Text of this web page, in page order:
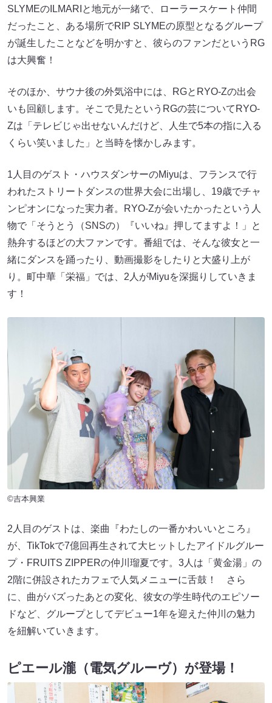
SLYMEのILMARIと地元が一緒で、ローラースケート仲間
だったこと、ある場所でRIP SLYMEの原型となるグループ
が誕生したことなどを明かすと、彼らのファンだというRG
は大興奮！
そのほか、サウナ後の外気浴中には、RGとRYO-Zの出会
いも回顧します。そこで見たというRGの芸についてRYO-
Zは「テレビじゃ出せないんだけど、人生で5本の指に入る
くらい笑いました」と当時を懐かしみます。
1人目のゲスト・ハウスダンサーのMiyuは、フランスで行
われたストリートダンスの世界大会に出場し、19歳でチャ
ンピオンになった実力者。RYO-Zが会いたかったという人
物で「そうとう（SNSの）『いいね』押してますよ！」と
熱弁するほどの大ファンです。番組では、そんな彼女と一
緒にダンスを踊ったり、動画撮影をしたりと大盛り上が
り。町中華「栄福」では、2人がMiyuを深掘りしていきま
す！
©吉本興業
2人目のゲストは、楽曲『わたしの一番かわいいところ』
が、TikTokで7億回再生されて大ヒットしたアイドルグルー
プ・FRUITS ZIPPERの仲川瑠夏です。3人は「黄金湯」の
2階に併設されたカフェで人気メニューに舌鼓！ さら
に、曲がバズったあとの変化、彼女の学生時代のエピソー
ドなど、グループとしてデビュー1年を迎えた仲川の魅力
を紐解いていきます。
ピエール瀧（電気グルーヴ）が登場！